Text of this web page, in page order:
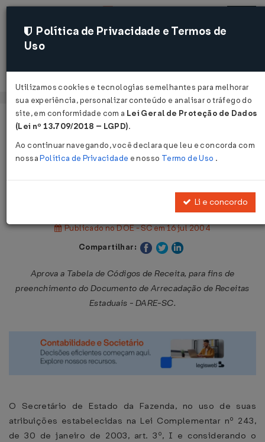
Acessar
Página Inicial
Legislações
Portaria SEF Nº 164 DE 14/07/2004
Publicado no DOE - SC em 16 jul 2004
Compartilhar:
Aprova a Tabela de Códigos de Receita, para fins de
preenchimento do Documento de Arrecadação de Receitas
Estaduais - DARE-SC.
O Secretário de Estado da Fazenda, no uso de suas
atribuições estabelecidas na Lei Complementar nº 243,
de 30 de janeiro de 2003, art. 3º, I e considerando o
Política de Privacidade e Termos de
Uso
Utilizamos cookies e tecnologias semelhantes para melhorar
sua experiência, personalizar conteúdo e analisar o tráfego do
site, em conformidade com a Lei Geral de Proteção de Dados
(Lei nº 13.709/2018 – LGPD).
Ao continuar navegando, você declara que leu e concorda com
nossaPolítica de Privacidade e nosso Termo de Uso .
Li e concordo